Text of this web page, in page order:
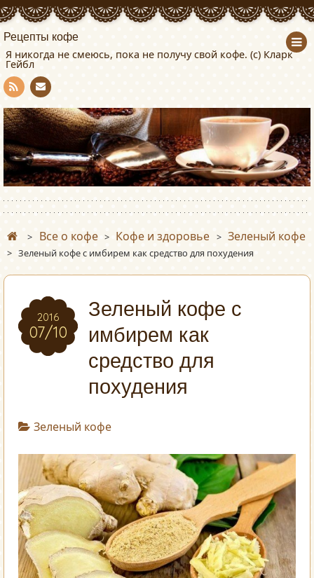
Рецепты кофе
Я никогда не смеюсь, пока не получу свой кофе. (с) Кларк
Гейбл
RSS Con
tact
> Все о кофе > Кофе и здоровье > Зеленый кофе
> Зеленый кофе с имбирем как средство для похудения
2016
07/10
Зеленый кофе с
имбирем как
средство для
похудения
Зеленый кофе